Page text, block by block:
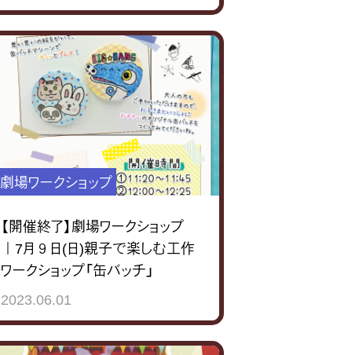
劇場ワークショップ
【開催終了】劇場ワークショップ
｜7月９日(日)親子で楽しむ工作
ワークショップ「缶バッチ」
2023.06.01